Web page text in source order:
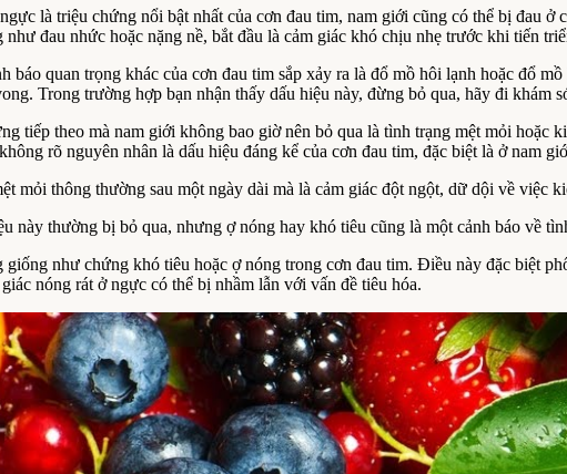
là triệu chứng nổi bật nhất của cơn đau tim, nam giới cũng có thể bị đau
đau nhức hoặc nặng nề, bắt đầu là cảm giác khó chịu nhẹ trước khi tiến
báo quan trọng khác của cơn đau tim sắp xảy ra là đổ mồ hôi lạnh hoặc đổ
Trong trường hợp bạn nhận thấy dấu hiệu này, đừng bỏ qua, hãy đi khám
tiếp theo mà nam giới không bao giờ nên bỏ qua là tình trạng mệt mỏi
rõ nguyên nhân là dấu hiệu đáng kể của cơn đau tim, đặc biệt là ở nam
mỏi thông thường sau một ngày dài mà là cảm giác đột ngột, dữ dội về việc
này thường bị bỏ qua, nhưng ợ nóng hay khó tiêu cũng là một cảnh báo về
như chứng khó tiêu hoặc ợ nóng trong cơn đau tim. Điều này đặc biệt
nóng rát ở ngực có thể bị nhầm lẫn với vấn đề tiêu hóa.